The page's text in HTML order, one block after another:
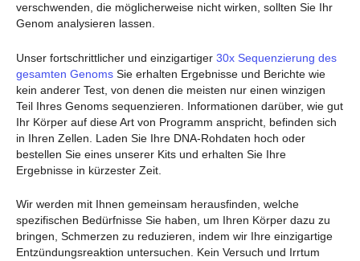
verschwenden, die möglicherweise nicht wirken, sollten Sie Ihr
Genom analysieren lassen.
Unser fortschrittlicher und einzigartiger 30x Sequenzierung des
gesamten Genoms Sie erhalten Ergebnisse und Berichte wie
kein anderer Test, von denen die meisten nur einen winzigen
Teil Ihres Genoms sequenzieren. Informationen darüber, wie gut
Ihr Körper auf diese Art von Programm anspricht, befinden sich
in Ihren Zellen. Laden Sie Ihre DNA-Rohdaten hoch oder
bestellen Sie eines unserer Kits und erhalten Sie Ihre
Ergebnisse in kürzester Zeit.
Wir werden mit Ihnen gemeinsam herausfinden, welche
spezifischen Bedürfnisse Sie haben, um Ihren Körper dazu zu
bringen, Schmerzen zu reduzieren, indem wir Ihre einzigartige
Entzündungsreaktion untersuchen. Kein Versuch und Irrtum